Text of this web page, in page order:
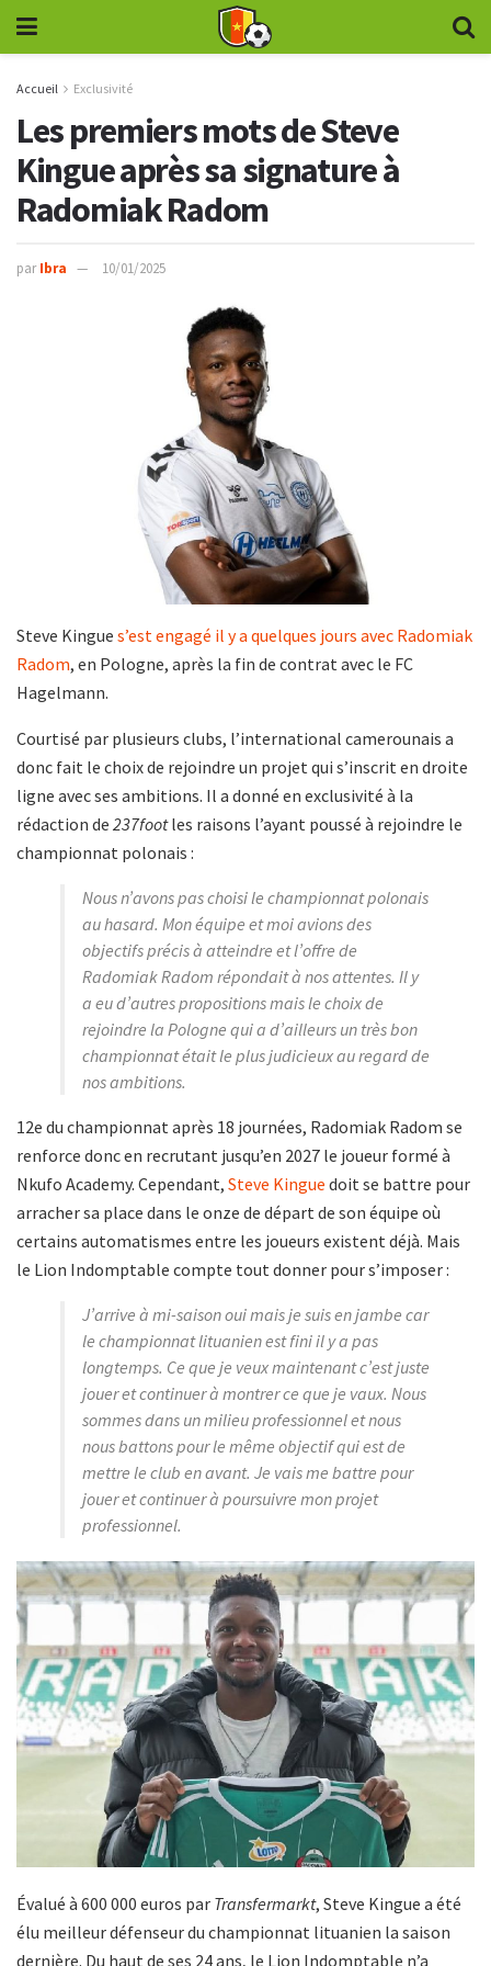
Accueil Exclusivité
Les premiers mots de Steve
Kingue après sa signature à
Radomiak Radom
par Ibra 10/01/2025
Steve Kingue s’est engagé il y a quelques jours avec Radomiak
Radom, en Pologne, après la fin de contrat avec le FC
Hagelmann.
Courtisé par plusieurs clubs, l’international camerounais a
donc fait le choix de rejoindre un projet qui s’inscrit en droite
ligne avec ses ambitions. Il a donné en exclusivité à la
rédaction de 237footles raisons l’ayant poussé à rejoindre le
championnat polonais :
Nous n’avons pas choisi le championnat polonais
au hasard. Mon équipe et moi avions des
objectifs précis à atteindre et l’offre de
Radomiak Radom répondait à nos attentes. Il y
a eu d’autres propositions mais le choix de
rejoindre la Pologne qui a d’ailleurs un très bon
championnat était le plus judicieux au regard de
nos ambitions.
12e du championnat après 18 journées, Radomiak Radom se
renforce donc en recrutant jusqu’en 2027 le joueur formé à
Nkufo Academy. Cependant, Steve Kingue doit se battre pour
arracher sa place dans le onze de départ de son équipe où
certains automatismes entre les joueurs existent déjà. Mais
le Lion Indomptable compte tout donner pour s’imposer :
J’arrive à mi-saison oui mais je suis en jambe car
le championnat lituanien est fini il y a pas
longtemps. Ce que je veux maintenant c’est juste
jouer et continuer à montrer ce que je vaux. Nous
sommes dans un milieu professionnel et nous
nous battons pour le même objectif qui est de
mettre le club en avant. Je vais me battre pour
jouer et continuer à poursuivre mon projet
professionnel.
Évalué à 600 000 euros par Transfermarkt, Steve Kingue a été
élu meilleur défenseur du championnat lituanien la saison
dernière. Du haut de ses 24 ans, le Lion Indomptable n’a